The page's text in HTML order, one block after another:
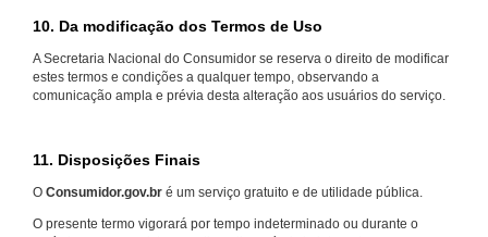
10. Da modificação dos Termos de Uso
A Secretaria Nacional do Consumidor se reserva o direito de modificar
estes termos e condições a qualquer tempo, observando a
comunicação ampla e prévia desta alteração aos usuários do serviço.
11. Disposições Finais
O Consumidor.gov.br é um serviço gratuito e de utilidade pública.
O presente termo vigorará por tempo indeterminado ou durante o